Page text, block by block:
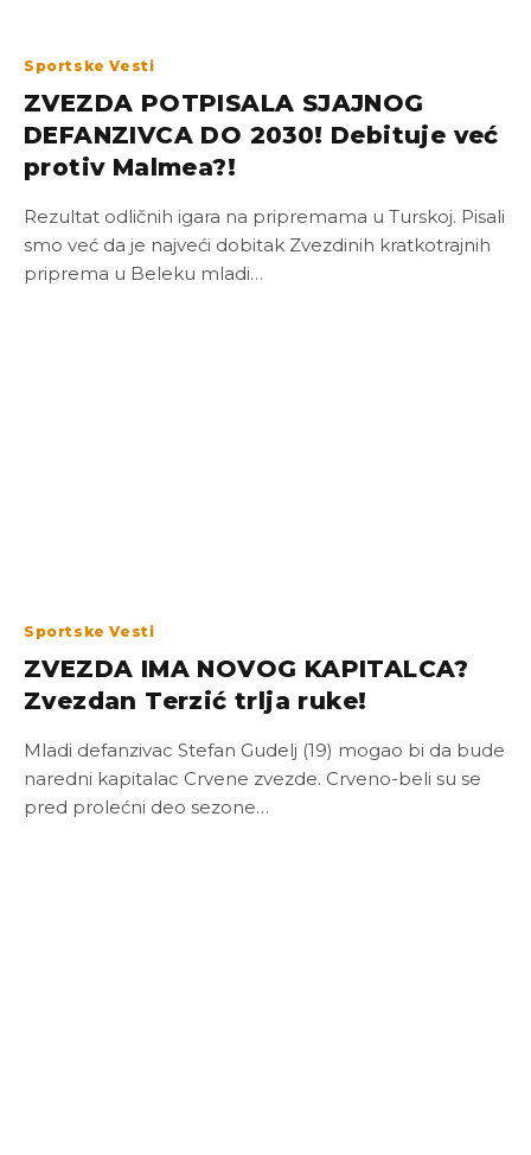
Sportske Vesti
ZVEZDA POTPISALA SJAJNOG
DEFANZIVCA DO 2030! Debituje već
protiv Malmea?!
Rezultat odličnih igara na pripremama u Turskoj. Pisali
smo već da je najveći dobitak Zvezdinih kratkotrajnih
priprema u Beleku mladi…
Sportske Vesti
ZVEZDA IMA NOVOG KAPITALCA?
Zvezdan Terzić trlja ruke!
Mladi defanzivac Stefan Gudelj (19) mogao bi da bude
naredni kapitalac Crvene zvezde. Crveno-beli su se
pred prolećni deo sezone…